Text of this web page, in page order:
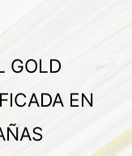
GOLD
EN